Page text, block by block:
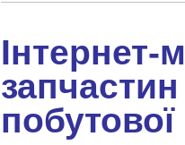
Інтернет-
побутової